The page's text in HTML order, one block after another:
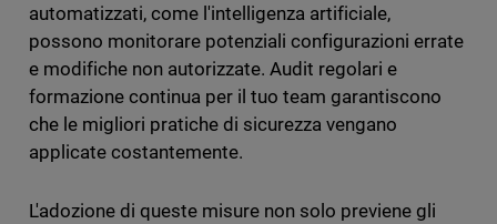
automatizzati, come l'intelligenza artificiale,
possono monitorare potenziali configurazioni errate
e modifiche non autorizzate. Audit regolari e
formazione continua per il tuo team garantiscono
che le migliori pratiche di sicurezza vengano
applicate costantemente.
L'adozione di queste misure non solo previene gli